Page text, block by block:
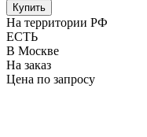
Купить
На территории РФ
ЕСТЬ
В Москве
На заказ
Цена по запросу